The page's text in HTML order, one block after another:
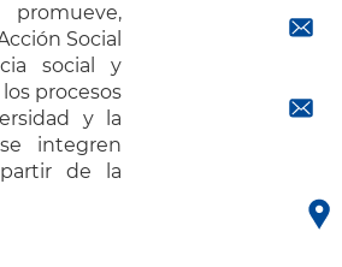
promueve,
Social
social y
procesos
y la
integren
de la